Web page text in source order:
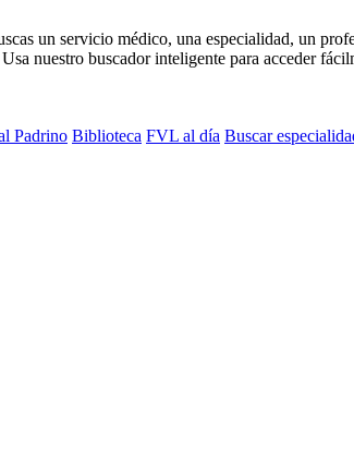
un servicio médico, una especialidad, un
Usa nuestro buscador inteligente para acceder
Padrino Biblioteca FVL al día Buscar